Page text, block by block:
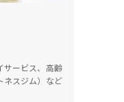
サービス、高齢
ネスジム）など